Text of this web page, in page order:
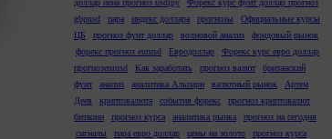
доллар иена прогноз usdjpy
Форекс курс фунт доллар прогноз
gbpusd
пара индекс доллара прогнозы
Официальные курсы
ЦБ
прогноз фунт доллар волновой анализ
фондовый рынок
форекс прогноз eurusd
Евродоллар
Форекс курс евро доллар
прогнозeurusd
Как заработать прогноз валют
британский
фунт
анализ аналитика Альпари валютный рынок
Артем
Деев
криптовалюта события форекс
прогноз криптовалют
биткоин
прогноз курса аналитика рынка
прогноз на сегодня
сигналы
пара евро доллар цены на золото
прогноз курса